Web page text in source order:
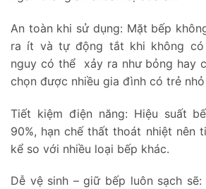
An toàn khi sử dụng: Mặt bếp
ra ít và tự động tắt khi không có
nguy có thể xảy ra như bỏng hay
chọn được nhiều gia đình có trẻ
Tiết kiệm điện năng: Hiệu suất
90%, hạn chế thất thoát nhiệt nên
kể so với nhiều loại bếp khác.
Dễ vệ sinh – giữ bếp luôn sạch